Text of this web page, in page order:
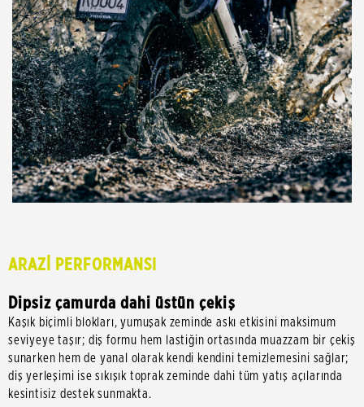
ARAZİ PERFORMANSI
Dipsiz çamurda dahi üstün çekiş
Kaşık biçimli blokları, yumuşak zeminde askı etkisini maksimum
seviyeye taşır; diş formu hem lastiğin ortasında muazzam bir çekiş
sunarken hem de yanal olarak kendi kendini temizlemesini sağlar;
diş yerleşimi ise sıkışık toprak zeminde dahi tüm yatış açılarında
kesintisiz destek sunmakta.